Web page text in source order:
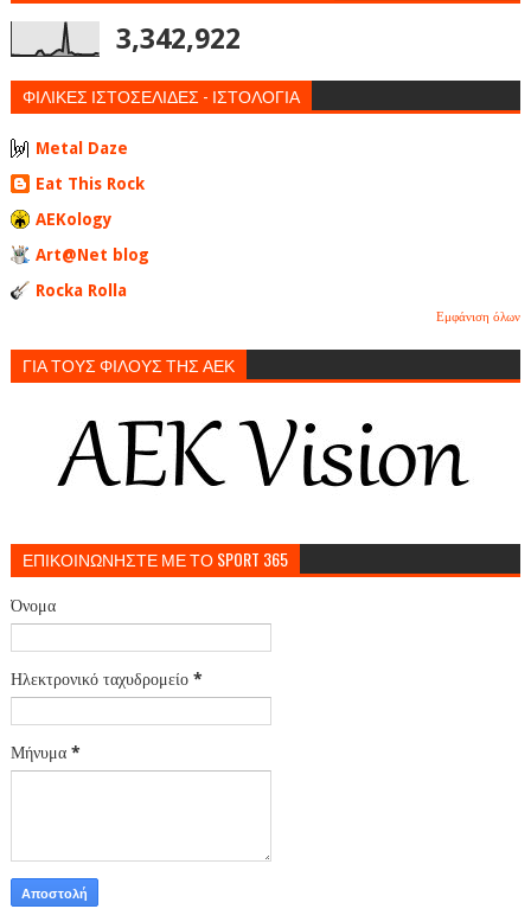
3,342,922
ΦΙΛΙΚΕΣ ΙΣΤΟΣΕΛΙΔΕΣ - ΙΣΤΟΛΟΓΙΑ
Metal Daze
Eat This Rock
AEKology
Art@Net blog
Rocka Rolla
Εμφάνιση όλων
ΓΙΑ ΤΟΥΣ ΦΙΛΟΥΣ ΤΗΣ ΑΕΚ
ΕΠΙΚΟΙΝΩΝΗΣΤΕ ΜΕ ΤΟ SPORT 365
Όνομα
Ηλεκτρονικό ταχυδρομείο *
Μήνυμα *